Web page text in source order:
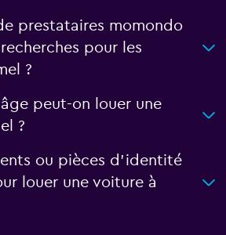
prestataires momondo
pour les
?
peut-on louer une
?
ou pièces d'identité
louer une voiture à